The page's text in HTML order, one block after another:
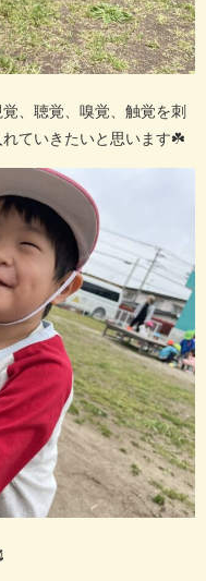
、聴覚、嗅覚、触覚を刺
ていきたいと思います☘️